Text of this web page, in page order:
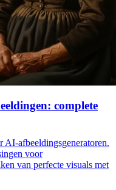
complete
AI-afbeeldingsgeneratoren.
voor
van perfecte visuals met